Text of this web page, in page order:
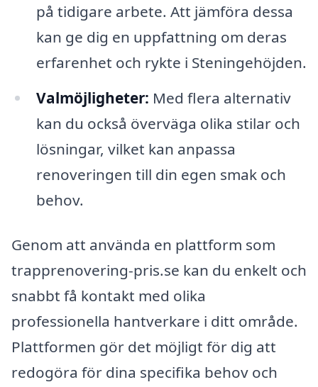
på tidigare arbete. Att jämföra dessa
kan ge dig en uppfattning om deras
erfarenhet och rykte i Steningehöjden.
Valmöjligheter: Med flera alternativ
kan du också överväga olika stilar och
lösningar, vilket kan anpassa
renoveringen till din egen smak och
behov.
Genom att använda en plattform som
trapprenovering-pris.se kan du enkelt och
snabbt få kontakt med olika
professionella hantverkare i ditt område.
Plattformen gör det möjligt för dig att
redogöra för dina specifika behov och